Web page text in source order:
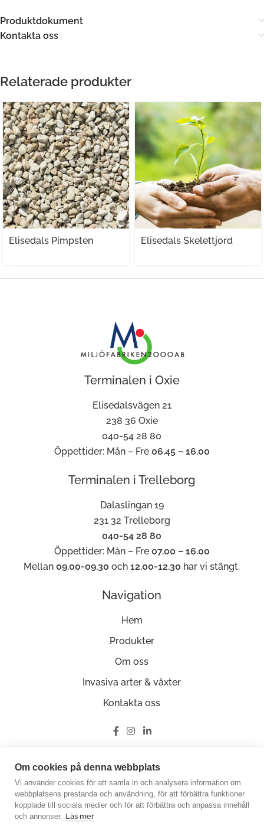
Produktdokument
Kontakta oss
Relaterade produkter
Elisedals Pimpsten Elisedals Skelettjord
Terminalen i Oxie
Elisedalsvägen 21
238 36 Oxie
040-54 28 80
Öppettider: Mån – Fre 06.45 – 16.00
Terminalen i Trelleborg
Dalaslingan 19
231 32 Trelleborg
040-54 28 80
Öppettider: Mån – Fre 07.00 – 16.00
Mellan09.00-09.30 och12.00-12.30 har vi stängt.
Navigation
Hem
Produkter
Om oss
Invasiva arter & växter
Kontakta oss
Ge oss en recension på Google
© Copyright 2026 Miljöfabriken
Om cookies på denna webbplats
Vi använder cookies för att samla in och analysera information om
webbplatsens prestanda och användning, för att förbättra funktioner
kopplade till sociala medier och för att förbättra och anpassa innehåll
och annonser. Läs mer